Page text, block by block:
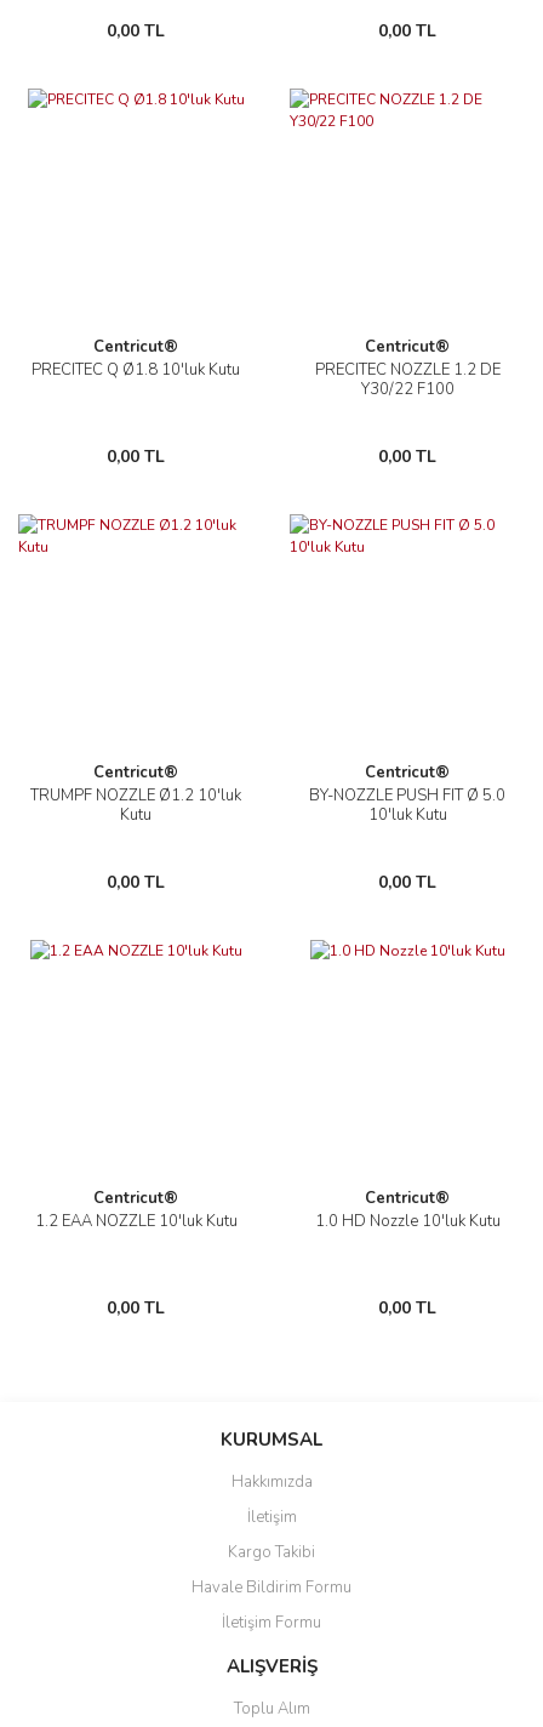
0,00 TL 0,00 TL
Centricut®
PRECITEC Q Ø1.8 10'luk Kutu
0,00 TL
Centricut®
PRECITEC NOZZLE 1.2 DE
Y30/22 F100
0,00 TL
Centricut®
TRUMPF NOZZLE Ø1.2 10'luk
Kutu
0,00 TL
Centricut®
BY-NOZZLE PUSH FIT Ø 5.0
10'luk Kutu
0,00 TL
Centricut®
1.2 EAA NOZZLE 10'luk Kutu
0,00 TL
Centricut®
1.0 HD Nozzle 10'luk Kutu
0,00 TL
KURUMSAL
Hakkımızda
İletişim
Kargo Takibi
Havale Bildirim Formu
İletişim Formu
ALIŞVERİŞ
Toplu Alım